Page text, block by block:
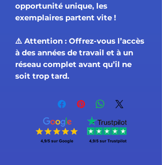
opportunité unique, les
exemplaires partent vite !
⚠️ Attention : Offrez-vous l’accès
à des années de travail et à un
réseau complet avant qu’il ne
soit trop tard.